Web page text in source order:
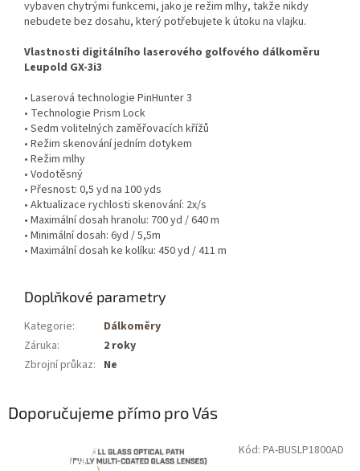
vybaven chytrými funkcemi, jako je režim mlhy, takže nikdy
nebudete bez dosahu, který potřebujete k útoku na vlajku.
Vlastnosti digitálního laserového golfového dálkoměru
Leupold GX-3i3
• Laserová technologie PinHunter 3
• Technologie Prism Lock
• Sedm volitelných zaměřovacích křížů
• Režim skenování jedním dotykem
• Režim mlhy
• Vodotěsný
• Přesnost: 0,5 yd na 100 yds
• Aktualizace rychlosti skenování: 2x/s
• Maximální dosah hranolu: 700 yd / 640 m
• Minimální dosah: 6yd / 5,5m
• Maximální dosah ke kolíku: 450 yd / 411 m
Doplňkové parametry
Kategorie:
Dálkoměry
Záruka:
2 roky
Zbrojní průkaz: Ne
Doporučujeme přímo pro Vás
Dostupné i na
prodejně
Kód: PA-BUSLP1800AD